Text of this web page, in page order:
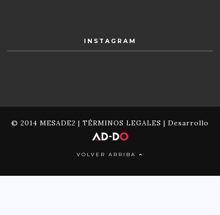
INSTAGRAM
© 2014 MESADE2 | TÉRMINOS LEGALES | Desarrollo
VOLVER ARRIBA